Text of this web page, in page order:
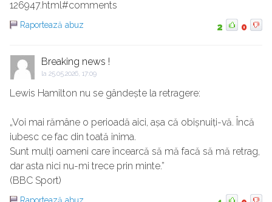
126947.html#comments
Raportează abuz 2 0
Breaking news !
la 25.05.2026, 17:09
Lewis Hamilton nu se gândește la retragere:
„Voi mai rămâne o perioadă aici, așa că obișnuiți-vă. Încă
iubesc ce fac din toată inima.
Sunt mulți oameni care încearcă să mă facă să mă retrag,
dar asta nici nu-mi trece prin minte.”
(BBC Sport)